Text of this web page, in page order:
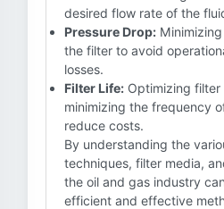
desired flow rate of the
Pressure Drop:
the filter to avoid
losses.
Filter Life: Optimizing
minimizing the frequency
reduce costs.
By understanding the
techniques, filter media,
the oil and gas industry
efficient and effective